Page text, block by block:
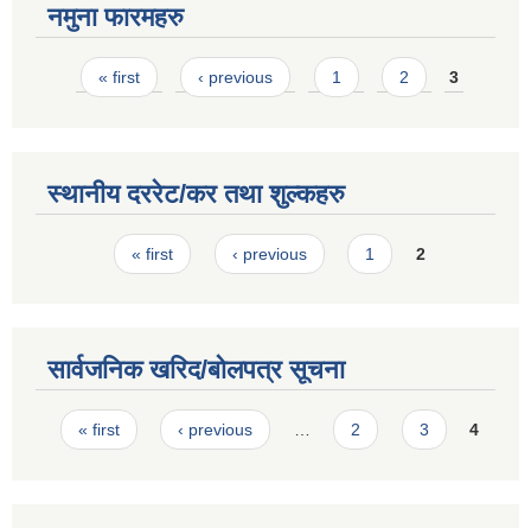
नमुना फारमहरु
Pages
« first ‹ previous 1 2 3
स्थानीय दररेट/कर तथा शुल्कहरु
Pages« first ‹ previous 1 2
सार्वजनिक खरिद/बोलपत्र सूचना
Pages
« first ‹ previous … 2 3 4